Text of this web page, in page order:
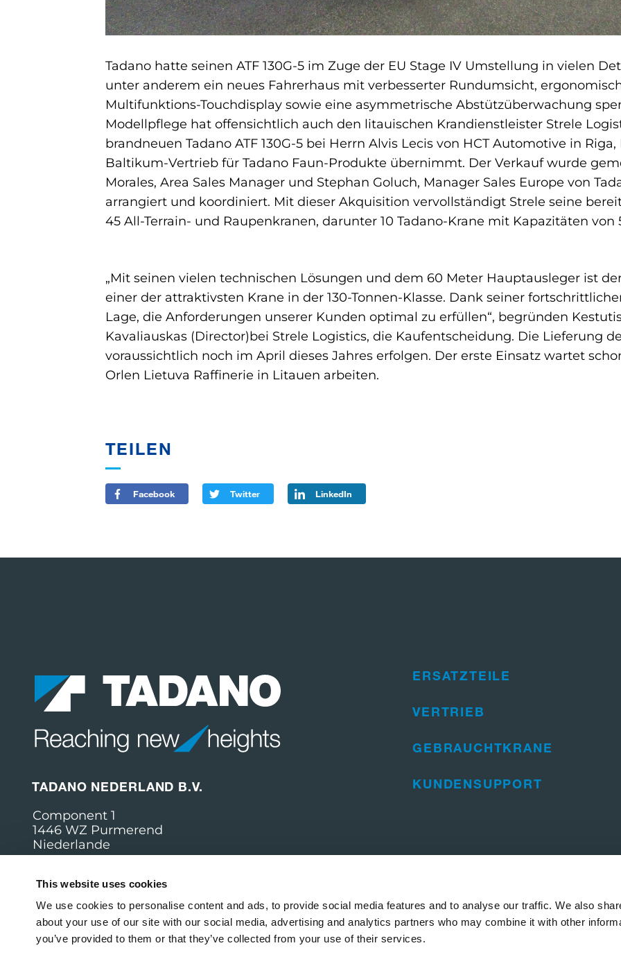
This website uses cookies
We use cookies to personalise content and ads, to provide social media features and to analyse our traffic. We also
about your use of our site with our social media, advertising and analytics partners who may combine it with other
you’ve provided to them or that they’ve collected from your use of their services.
Tadano hatte seinen ATF 130G-5 im Zuge der EU Stage IV Umstellung in vielen
unter anderem ein neues Fahrerhaus mit verbesserter Rundumsicht,
Multifunktions-Touchdisplay sowie eine asymmetrische Abstützüberwachung
Modellpflege hat offensichtlich auch den litauischen Krandienstleister Strele
brandneuen Tadano ATF 130G-5 bei Herrn Alvis Lecis von HCT Automotive in
Baltikum-Vertrieb für Tadano Faun-Produkte übernimmt. Der Verkauf wurde
Morales, Area Sales Manager und Stephan Goluch, Manager Sales Europe von
arrangiert und koordiniert. Mit dieser Akquisition vervollständigt Strele seine
45 All-Terrain- und Raupenkranen, darunter 10 Tadano-Krane mit Kapazitäten von
„Mit seinen vielen technischen Lösungen und dem 60 Meter Hauptausleger ist
einer der attraktivsten Krane in der 130-Tonnen-Klasse. Dank seiner
Lage, die Anforderungen unserer Kunden optimal zu erfüllen“, begründen
Kavaliauskas (Director)bei Strele Logistics, die Kaufentscheidung. Die Lieferung
voraussichtlich noch im April dieses Jahres erfolgen. Der erste Einsatz wartet
Orlen Lietuva Raffinerie in Litauen arbeiten.
TEILEN
Facebook Twitter LinkedIn
TADANO NEDERLAND B.V.
Component 1
1446 WZ Purmerend
Niederlande
TADANO BELGIUM BV
Uranusstraat 6
3290 Diest
ERSATZTEILE
VERTRIEB
GEBRAUCHTKRANE
KUNDENSUPPORT